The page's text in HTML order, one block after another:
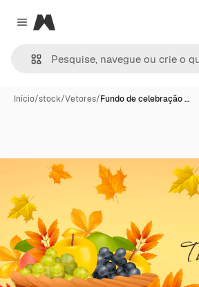
Close menu
Magnific
Início/stock/Vetores/Fundo de celebração …